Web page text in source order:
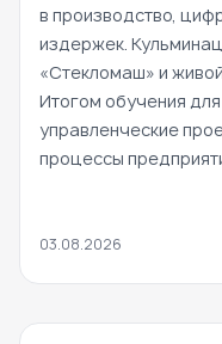
в производство,
издержек.
«Стекломаш» и
Итогом обучения
управленческие
процессы
03.08.2026